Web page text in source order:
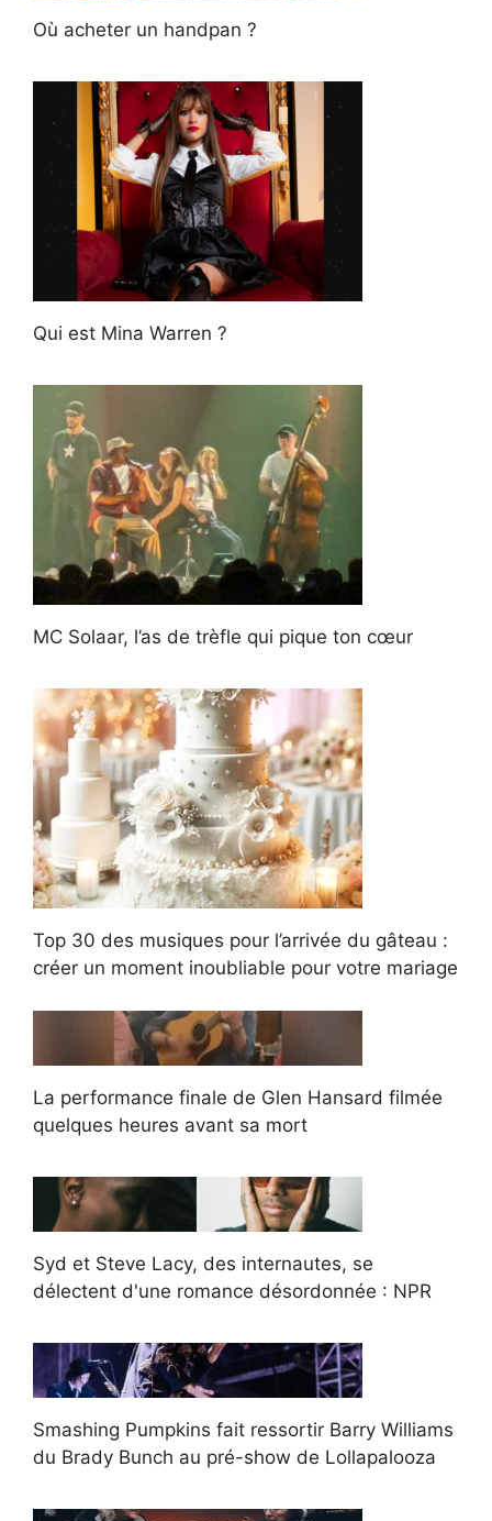
Où acheter un handpan ?
Qui est Mina Warren ?
MC Solaar, l’as de trèfle qui pique ton cœur
Top 30 des musiques pour l’arrivée du gâteau :
créer un moment inoubliable pour votre mariage
La performance finale de Glen Hansard filmée
quelques heures avant sa mort
Syd et Steve Lacy, des internautes, se
délectent d'une romance désordonnée : NPR
Smashing Pumpkins fait ressortir Barry Williams
du Brady Bunch au pré-show de Lollapalooza